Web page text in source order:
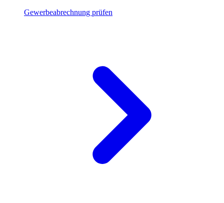
Gewerbeabrechnung prüfen